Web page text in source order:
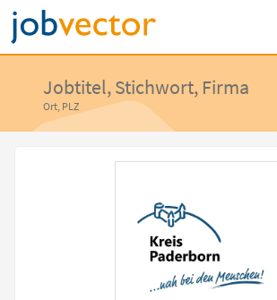
Jobtitel, Stichwort, Firma
Ort, PLZ